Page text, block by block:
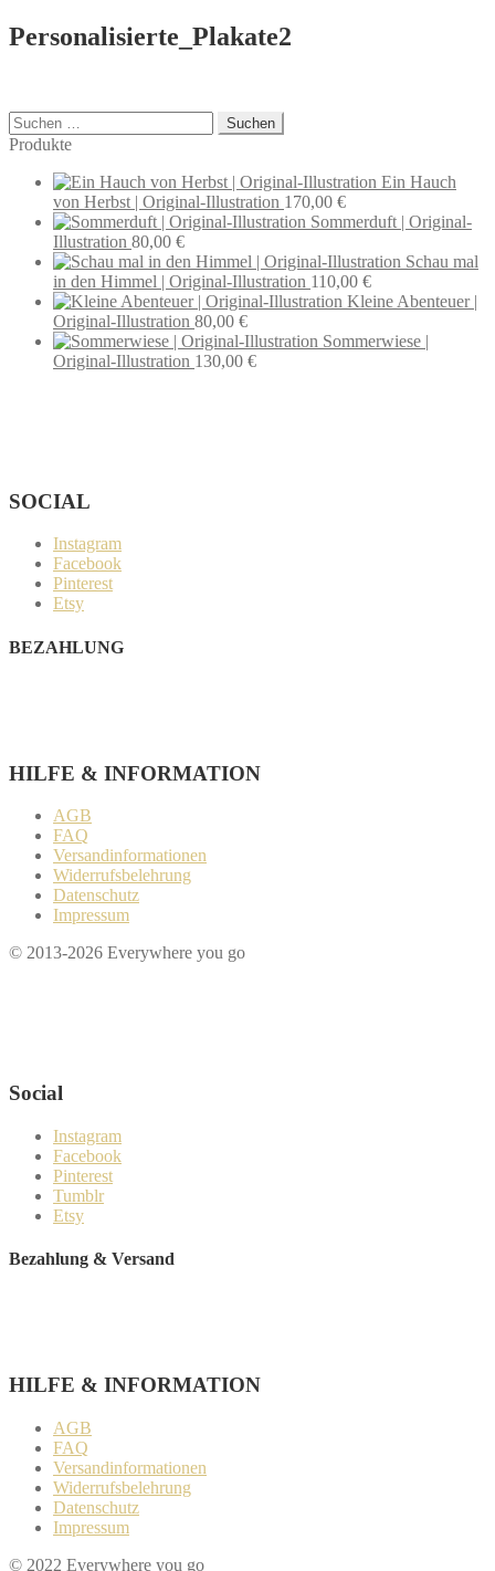
Personalisierte_Plakate2
Suchen
nach:
Produkte
Ein Hauch
von Herbst | Original-Illustration 170,00 €
Sommerduft | Original-
Illustration 80,00 €
Schau mal
in den Himmel | Original-Illustration 110,00 €
Kleine Abenteuer |
Original-Illustration 80,00 €
Sommerwiese |
Original-Illustration 130,00 €
SOCIAL
Instagram
Facebook
Pinterest
Etsy
BEZAHLUNG
HILFE & INFORMATION​
AGB
FAQ
Versandinformationen
Widerrufsbelehrung
Datenschutz
Impressum
© 2013-2026 Everywhere you go
Social
Instagram
Facebook
Pinterest
Tumblr
Etsy
Bezahlung & Versand
HILFE & INFORMATION​
AGB
FAQ
Versandinformationen
Widerrufsbelehrung
Datenschutz
Impressum
© 2022 Everywhere you go